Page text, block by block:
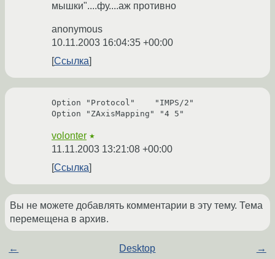
мышки"....фу....аж противно
anonymous
10.11.2003 16:04:35 +00:00
Ссылка
Option "Protocol"    "IMPS/2"
Option "ZAxisMapping" "4 5"
volonter ★
11.11.2003 13:21:08 +00:00
Ссылка
Вы не можете добавлять комментарии в эту тему. Тема
перемещена в архив.
← Desktop →